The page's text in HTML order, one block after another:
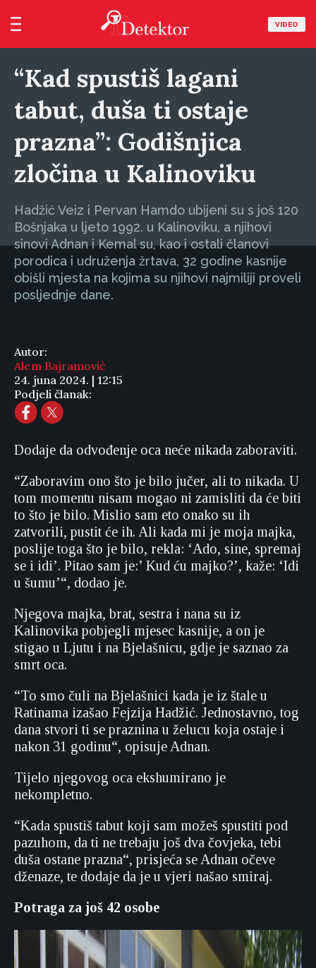
VIDEO
“Kad spustiš lagani
tabut, duša ti ostaje
prazna”: Godišnjica
zločina u Kalinoviku
Hadžić Veiz i Pervan Hamdo ubijeni su s još 120
Bošnjaka u ljeto 1992. u Kalinoviku, a njihovi
sinovi Adnan i Kemal su, kao i ostali članovi
porodica i udruženja žrtava, 32 godine kasnije
obišli mjesta na kojima su njihovi najmiliji proveli
posljednje dane.
Autor:
Alem Bajramović
24. juna 2024. | 12:15
Podjeli članak:
Dodaje da odvođenje oca neće nikada zaboraviti.
“Zaboravim ono što je bilo jučer, ali to nikada. U
tom momentu nisam mogao ni zamisliti da će biti
to što je bilo. Mislio sam eto onako su ih
zatvorili, pustit će ih. Ali kada mi je moja majka,
poslije toga što je bilo, rekla: ‘Ado, sine, spremaj
se i idi’. Pitao sam je:’ Kud ću majko?’, kaže: ‘Idi
u šumu’“, dodao je.
Njegova majka, brat, sestra i nana su iz
Kalinovika pobjegli mjesec kasnije, a on je
stigao u Ljutu i na Bjelašnicu, gdje je saznao za
smrt oca.
“To smo čuli na Bjelašnici kada je iz štale u
Ratinama izašao Fejzija Hadžić. Jednostavno, tog
dana stvori ti se praznina u želucu koja ostaje i
nakon 31 godinu“, opisuje Adnan.
Tijelo njegovog oca ekshumirano je
nekompletno.
“Kada spustiš tabut koji sam možeš spustiti pod
pazuhom, da ti ne trebaju još dva čovjeka, tebi
duša ostane prazna“, prisjeća se Adnan očeve
dženaze, te dodaje da je u vjeri našao smiraj.
Potraga za još 42 osobe